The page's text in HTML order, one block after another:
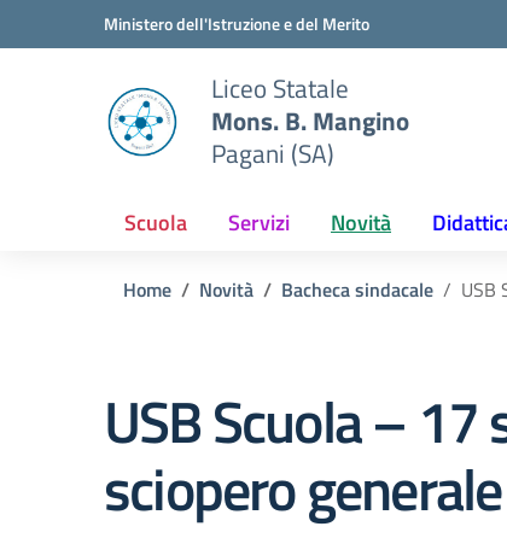
Vai ai contenuti
Vai al menu di navigazioneMinistero dell'Istruzione e del Merito
Liceo Statale
Mons. B. Mangino
Pagani (SA)
Scuola Servizi Novità
Home Novità Bacheca sindacale USB
USB Scuola –
sciopero generale